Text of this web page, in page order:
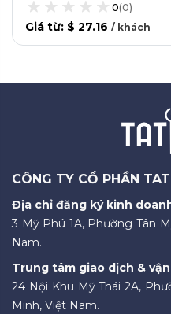
0(0)
Giá từ: $ 27.16 / khách
CÔNG TY CỔ PHẦN
Địa chỉ đăng ký kinh
3 Mỹ Phú 1A, Phường Tân
Nam.
Trung tâm giao dịch &
24 Nội Khu Mỹ Thái 2A,
Minh, Việt Nam.